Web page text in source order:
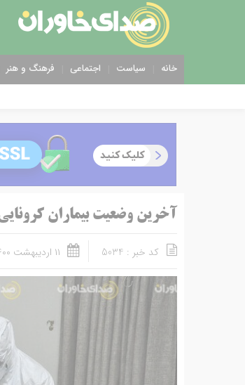
خانه سیاست اجتماعی فرهنگ و هنر
آخرین وضعیت بیماران
کد خبر : 5034 ۱۱ اردیبهشت ۱۴۰۰ - ۱۱:۳۹